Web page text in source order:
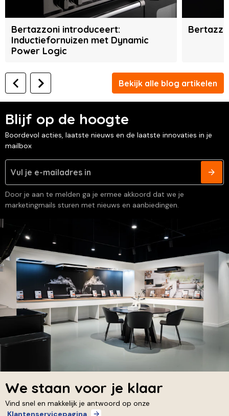
Bertazzoni introduceert:
Inductiefornuizen met Dynamic
Power Logic
Bekijk alle blog artikelen
Blijf op de hoogte
Boordevol acties, laatste nieuws en de laatste innovaties in je
mailbox
Door je aan te melden ga je ermee akkoord dat we je
marketingmails sturen met nieuws en aanbiedingen.
We staan voor je klaar
Vind snel en makkelijk je antwoord op onze
Klantenservicepagina